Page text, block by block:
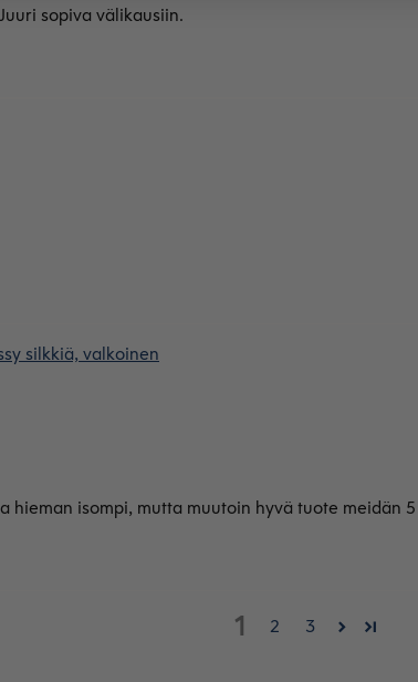
sopiva välikausiin.
silkkiä, valkoinen
hieman isompi, mutta muutoin hyvä tuote meidän
1 2 3